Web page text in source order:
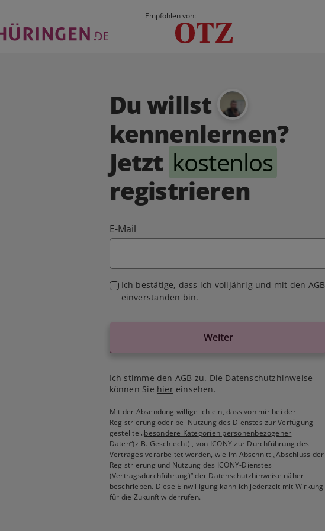
Empfohlen von:
Du willst
kennenlernen?
Jetzt kostenlos
registrieren
E-Mail
Ich bestätige, dass ich volljährig und mit den AGB
einverstanden bin.
Weiter
Ich stimme den AGB zu. Die Datenschutzhinweise
können Sie hiereinsehen.
Mit der Absendung willige ich ein, dass von mir bei der
Registrierung oder bei Nutzung des Dienstes zur Verfügung
gestellte„besondere Kategorien personenbezogener
Daten“(z.B. Geschlecht) , von ICONY zur Durchführung des
Vertrages verarbeitet werden, wie im Abschnitt „Abschluss der
Registrierung und Nutzung des ICONY-Dienstes
(Vertragsdurchführung)“ der Datenschutzhinweise näher
beschrieben. Diese Einwilligung kann ich jederzeit mit Wirkung
für die Zukunft widerrufen.